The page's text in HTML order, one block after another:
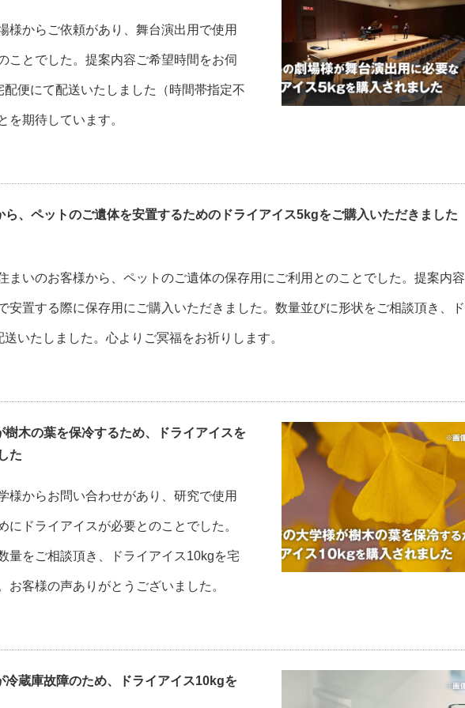
様からご依頼があり、舞台演出用で使用
ことでした。提案内容ご希望時間をお伺
便にて配送いたしました（時間帯指定不
を期待しています。
ら、ペットのご遺体を安置するためのドライアイス5kgをご購入いただきました
まいのお客様から、ペットのご遺体の保存用にご利用とのことでした。提案内
安置する際に保存用にご購入いただきました。数量並びに形状をご相談頂き、
いたしました。心よりご冥福をお祈りします。
樹木の葉を保冷するため、ドライアイスを
た
様からお問い合わせがあり、研究で使用
にドライアイスが必要とのことでした。
量をご相談頂き、ドライアイス10kgを宅
お客様の声ありがとうございました。
冷蔵庫故障のため、ドライアイス10kgを